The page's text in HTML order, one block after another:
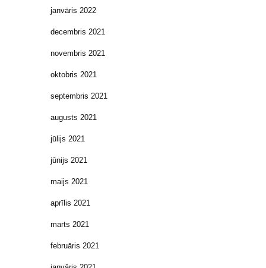
janvāris 2022
decembris 2021
novembris 2021
oktobris 2021
septembris 2021
augusts 2021
jūlijs 2021
jūnijs 2021
maijs 2021
aprīlis 2021
marts 2021
februāris 2021